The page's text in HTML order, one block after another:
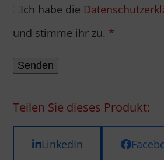
Ich habe die
und stimme ihr zu. *
Teilen Sie dieses Produkt:
LinkedIn